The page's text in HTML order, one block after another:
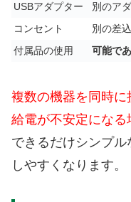
USBアダプター
別のア
コンセント
別の差
付属品の使用
可能で
複数の機器を同時に
給電が不安定になる
できるだけシンプ
しやすくなります。